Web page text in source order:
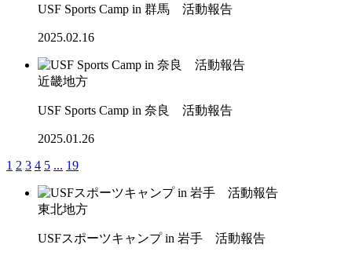
USF Sports Camp in 群馬 活動報告
2025.02.16
近畿地方
USF Sports Camp in 奈良 活動報告
2025.01.26
1 2 3 4 5 ... 19
東北地方
USFスポーツキャンプ in 岩手 活動報告